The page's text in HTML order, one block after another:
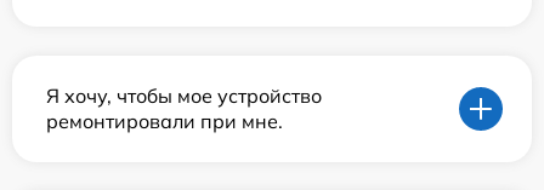
Я хочу, чтобы мое устройство
ремонтировали при мне.